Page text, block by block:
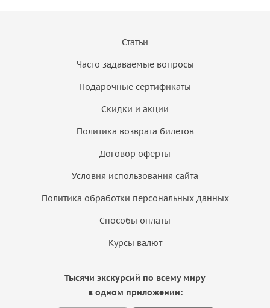
Статьи
Часто задаваемые вопросы
Подарочные сертификаты
Скидки и акции
Политика возврата билетов
Договор оферты
Условия использования сайта
Политика обработки персональных данных
Способы оплаты
Курсы валют
Тысячи экскурсий по всему миру
в одном приложении: